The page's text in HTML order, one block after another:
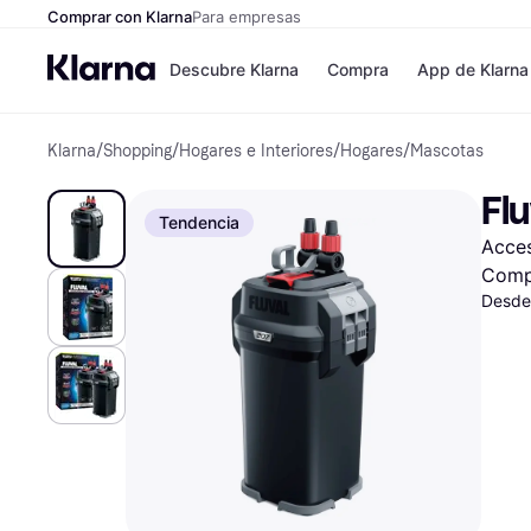
Comprar con KlarnaPara empresas
Descubre Klarna
Formas de pago
Paga ahora
Paga en 3 plazos
Paga en 30 días
Financiación
Klarna en Apple
Compra
Tiendas
Zalando
JD Sports
App de Klarna
Klarna/Shopping/Hogares e Interiores/Hogares/Mascotas
Tendencia